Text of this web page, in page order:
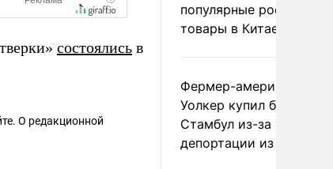
состоялись в
О редакционной
популярные российские
товары в Китае
Фермер-американец
Уолкер купил билет в
Стамбул из-за угрозы
депортации из России